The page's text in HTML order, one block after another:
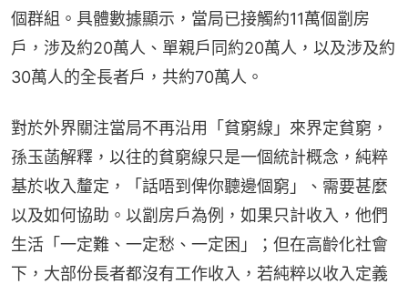
個群組。具體數據顯示，當局已接觸約11萬個劏房
戶，涉及約20萬人、單親戶同約20萬人，以及涉及約
30萬人的全長者戶，共約70萬人。
對於外界關注當局不再沿用「貧窮線」來界定貧窮，
孫玉菡解釋，以往的貧窮線只是一個統計概念，純粹
基於收入釐定，「話唔到俾你聽邊個窮」、需要甚麼
以及如何協助。以劏房戶為例，如果只計收入，他們
生活「一定難、一定愁、一定困」；但在高齡化社會
下，大部份長者都沒有工作收入，若純粹以收入定義